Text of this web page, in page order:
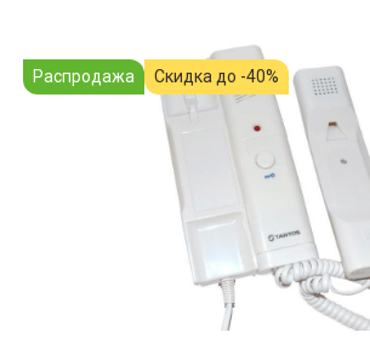
Распродажа Скидка до -40%